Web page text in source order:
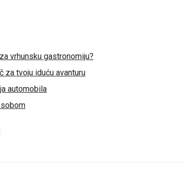
vrhunsku gastronomiju?
za tvoju iduću avanturu
automobila